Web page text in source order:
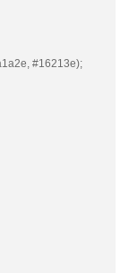
#16213e);